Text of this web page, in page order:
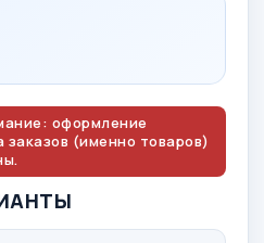
оформление
заказов (именно товаров)